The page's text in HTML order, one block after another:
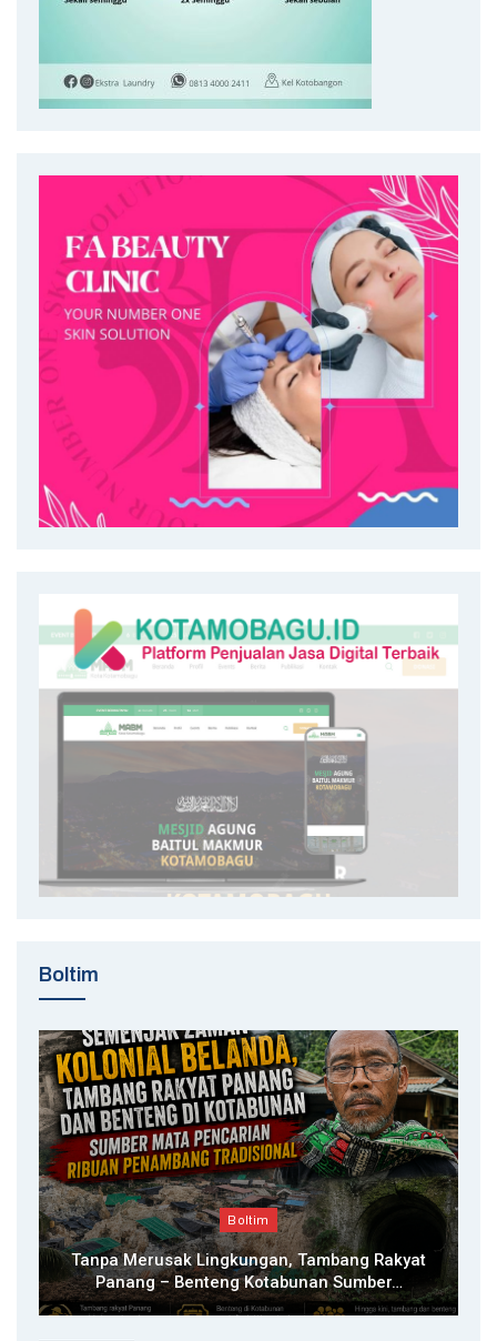
Boltim
Boltim
Tanpa Merusak Lingkungan, Tambang Rakyat
Panang – Benteng Kotabunan Sumber…